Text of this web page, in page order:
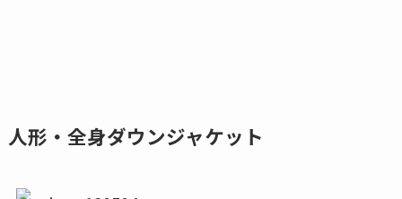
人形・全身ダウンジャケット